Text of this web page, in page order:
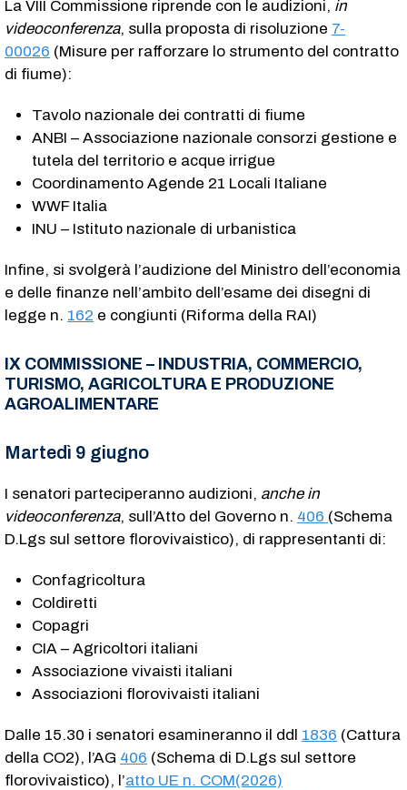
La VIII Commissione riprende con le audizioni, in
videoconferenza, sulla proposta di risoluzione 7-
00026 (Misure per rafforzare lo strumento del contratto
di fiume):
Tavolo nazionale dei contratti di fiume
ANBI – Associazione nazionale consorzi gestione e
tutela del territorio e acque irrigue
Coordinamento Agende 21 Locali Italiane
WWF Italia
INU – Istituto nazionale di urbanistica
Infine, si svolgerà l’audizione del Ministro dell’economia
e delle finanze nell’ambito dell’esame dei disegni di
legge n. 162 e congiunti (Riforma della RAI)
IX COMMISSIONE – INDUSTRIA, COMMERCIO,
TURISMO, AGRICOLTURA E PRODUZIONE
AGROALIMENTARE
Martedì 9 giugno
I senatori parteciperanno audizioni, anche in
videoconferenza, sull’Atto del Governo n. 406 (Schema
D.Lgs sul settore florovivaistico), di rappresentanti di:
Confagricoltura
Coldiretti
Copagri
CIA – Agricoltori italiani
Associazione vivaisti italiani
Associazioni florovivaisti italiani
Dalle 15.30 i senatori esamineranno il ddl 1836 (Cattura
della CO2), l’AG 406 (Schema di D.Lgs sul settore
florovivaistico), l’atto UE n. COM(2026)